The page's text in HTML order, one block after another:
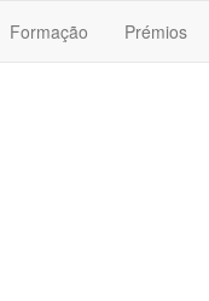
Formação Prémios